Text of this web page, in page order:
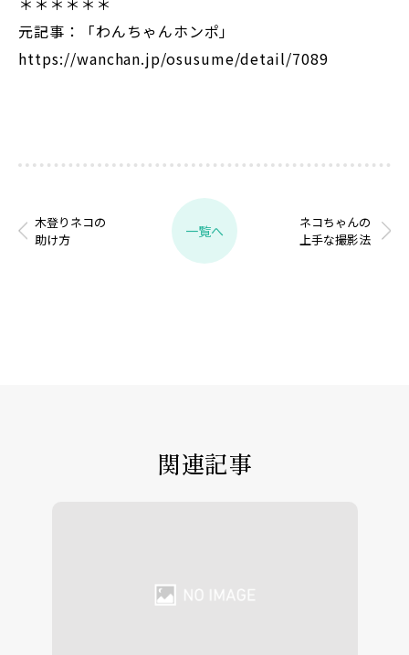
元記事：「わんちゃんホンポ」
https://wanchan.jp/osusume/detail/7089
木登りネコの
助け方
一覧へ
ネコちゃんの
上手な撮影法
関連記事